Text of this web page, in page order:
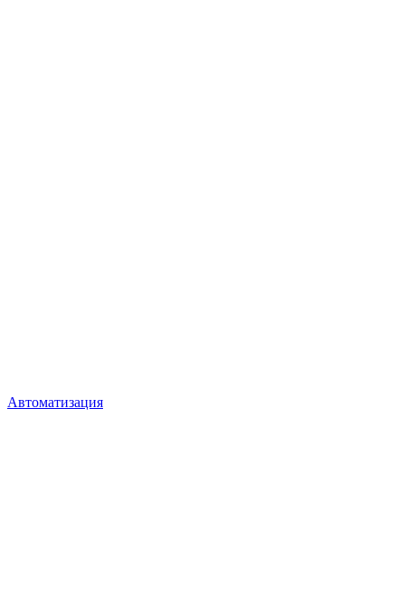
Автоматизация